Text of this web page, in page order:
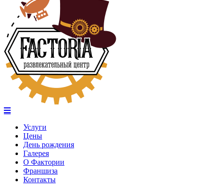
Услуги
Цены
День рождения
Галерея
О Фактории
Франшиза
Контакты